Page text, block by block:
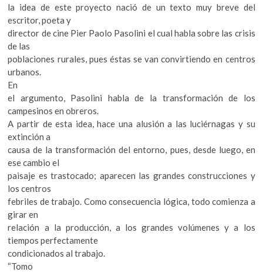
la idea de este proyecto nació de un texto muy breve del
escritor, poeta y
director de cine Pier Paolo Pasolini el cual habla sobre las crisis
de las
poblaciones rurales, pues éstas se van convirtiendo en centros
urbanos.
En
el argumento, Pasolini habla de la transformación de los
campesinos en obreros.
A partir de esta idea, hace una alusión a las luciérnagas y su
extinción a
causa de la transformación del entorno, pues, desde luego, en
ese cambio el
paisaje es trastocado; aparecen las grandes construcciones y
los centros
febriles de trabajo. Como consecuencia lógica, todo comienza a
girar en
relación a la producción, a los grandes volúmenes y a los
tiempos perfectamente
condicionados al trabajo.
“Tomo